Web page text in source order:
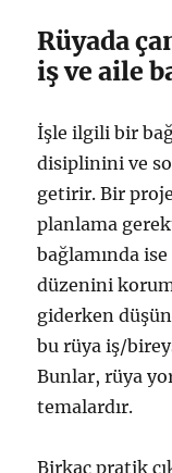
Rüyada
iş ve aile
İşle ilgili bir
disiplinini ve
getirir. Bir
planlama
bağlamında
düzenini
giderken
bu rüya iş/
Bunlar, rüya
temalardır.
Birkaç pratik